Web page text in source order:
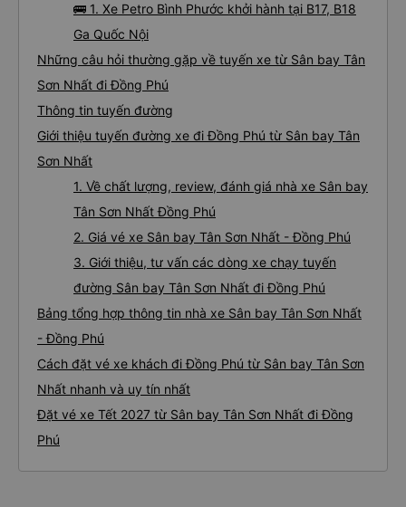
🚌 1. Xe Petro Bình Phước khởi hành tại B17, B18
Ga Quốc Nội
Những câu hỏi thường gặp về tuyến xe từ Sân bay Tân
Sơn Nhất đi Đồng Phú
Thông tin tuyến đường
Giới thiệu tuyến đường xe đi Đồng Phú từ Sân bay Tân
Sơn Nhất
1. Về chất lượng, review, đánh giá nhà xe Sân bay
Tân Sơn Nhất Đồng Phú
2. Giá vé xe Sân bay Tân Sơn Nhất - Đồng Phú
3. Giới thiệu, tư vấn các dòng xe chạy tuyến
đường Sân bay Tân Sơn Nhất đi Đồng Phú
Bảng tổng hợp thông tin nhà xe Sân bay Tân Sơn Nhất
- Đồng Phú
Cách đặt vé xe khách đi Đồng Phú từ Sân bay Tân Sơn
Nhất nhanh và uy tín nhất
Đặt vé xe Tết 2027 từ Sân bay Tân Sơn Nhất đi Đồng
Phú